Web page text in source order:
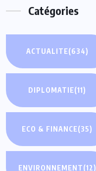
Catégories
ACTUALITE(634)
DIPLOMATIE(11)
ECO & FINANCE(35)
ENVIRONNEMENT(12)